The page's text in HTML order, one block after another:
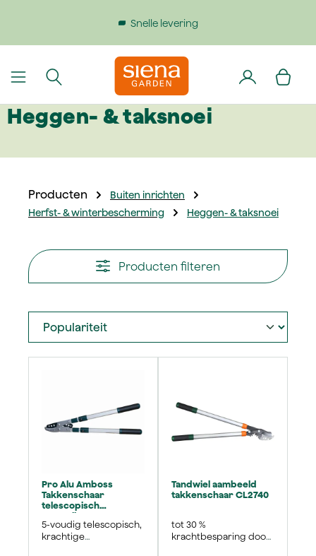
Snelle levering
Heggen- & taksnoei
Producten
Buiten inrichten
Herfst- & winterbescherming
Heggen- & taksnoei
Producten filteren
Pro Alu Amboss
Takkenschaar
telescopisch
verstelbaar
5-voudig telescopisch,
krachtige
Tandwiel aambeeld
takkenschaar CL2740
tot 30 %
krachtbesparing door